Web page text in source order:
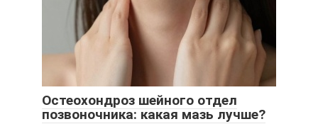
Остеохондроз шейного отдел
позвоночника: какая мазь лучше?